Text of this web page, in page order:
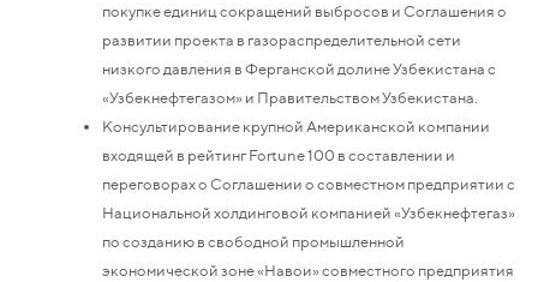
покупке единиц сокращений выбросов и Соглашения о
развитии проекта в газораспределительной сети
низкого давления в Ферганской долине Узбекистана с
«Узбекнефтегазом» и Правительством Узбекистана.
Консультирование крупной Американской компании
входящей в рейтинг Fortune 100 в составлении и
переговорах о Соглашении о совместном предприятии с
Национальной холдинговой компанией «Узбекнефтегаз»
по созданию в свободной промышленной
экономической зоне «Навои» совместного предприятия